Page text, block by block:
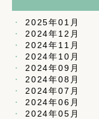
2025年01月
2024年12月
2024年11月
2024年10月
2024年09月
2024年08月
2024年07月
2024年06月
2024年05月